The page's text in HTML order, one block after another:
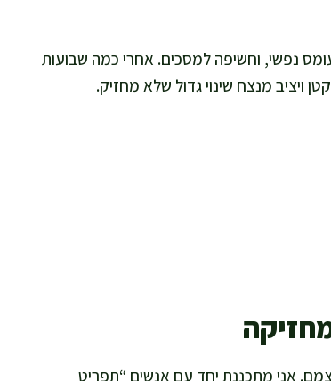
נפשי, וחשיפה למסכים. אחרי כמה שבועות
ויציב מנצח שינוי גדול שלא מחזיק.
אני מתכננת יחד עם אנשים “תפריט